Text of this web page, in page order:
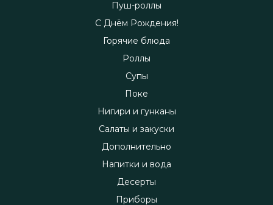
Пуш-роллы
С Днём Рождения!
Горячие блюда
Роллы
Супы
Поке
Нигири и гунканы
Салаты и закуски
Дополнительно
Напитки и вода
Десерты
Приборы